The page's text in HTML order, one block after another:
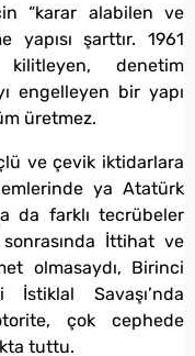
“karar alabilen ve
şarttır. 1961
kilitleyen, denetim
engelleyen bir yapı
üretmez.
ve çevik iktidarlara
ya Atatürk
da farklı tecrübeler
sonrasında İttihat ve
olmasaydı, Birinci
İstiklal Savaşı’nda
çok cephede
tuttu.